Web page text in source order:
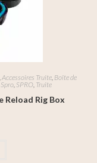
Accessoires Truite Boîte de
Spro SPRO Truite
Reload Rig Box